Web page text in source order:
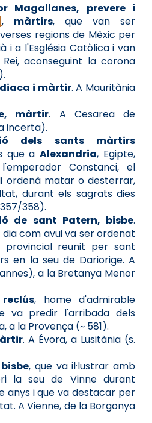
Magallanes, prevere i
, màrtirs, que van ser
regions de Mèxic per
i a l'Església Catòlica i van
aconseguint la corona
i màrtir. A Mauritània
màrtir. A Cesarea de
incerta).
dels sants màrtirs
que aAlexandria, Egipte,
Constanci, el
ordenà matar o desterrar,
durant els sagrats dies
358).
de sant Patern, bisbe.
com avui va ser ordenat
provincial reunit per sant
en la seu de Dariorige. A
a la Bretanya Menor
, home d'admirable
va predir l'arribada dels
a la Provença (~ 581).
. A Évora, a Lusitània (s.
, que va il·lustrar amb
la seu de Vinne durant
anys i que va destacar per
A Vienne, de la Borgonya